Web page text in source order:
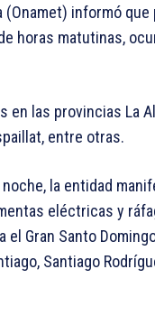
(Onamet) informó
horas matutinas,
las provincias La
entre otras.
la entidad
eléctricas y
Gran Santo
Santiago